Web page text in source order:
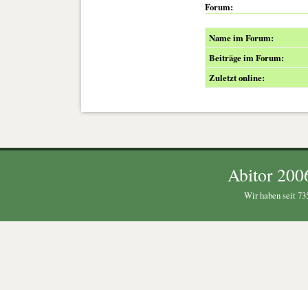
Forum:
Name im Forum:
Beiträge im Forum:
Zuletzt online:
Abitor
Wir haben seit